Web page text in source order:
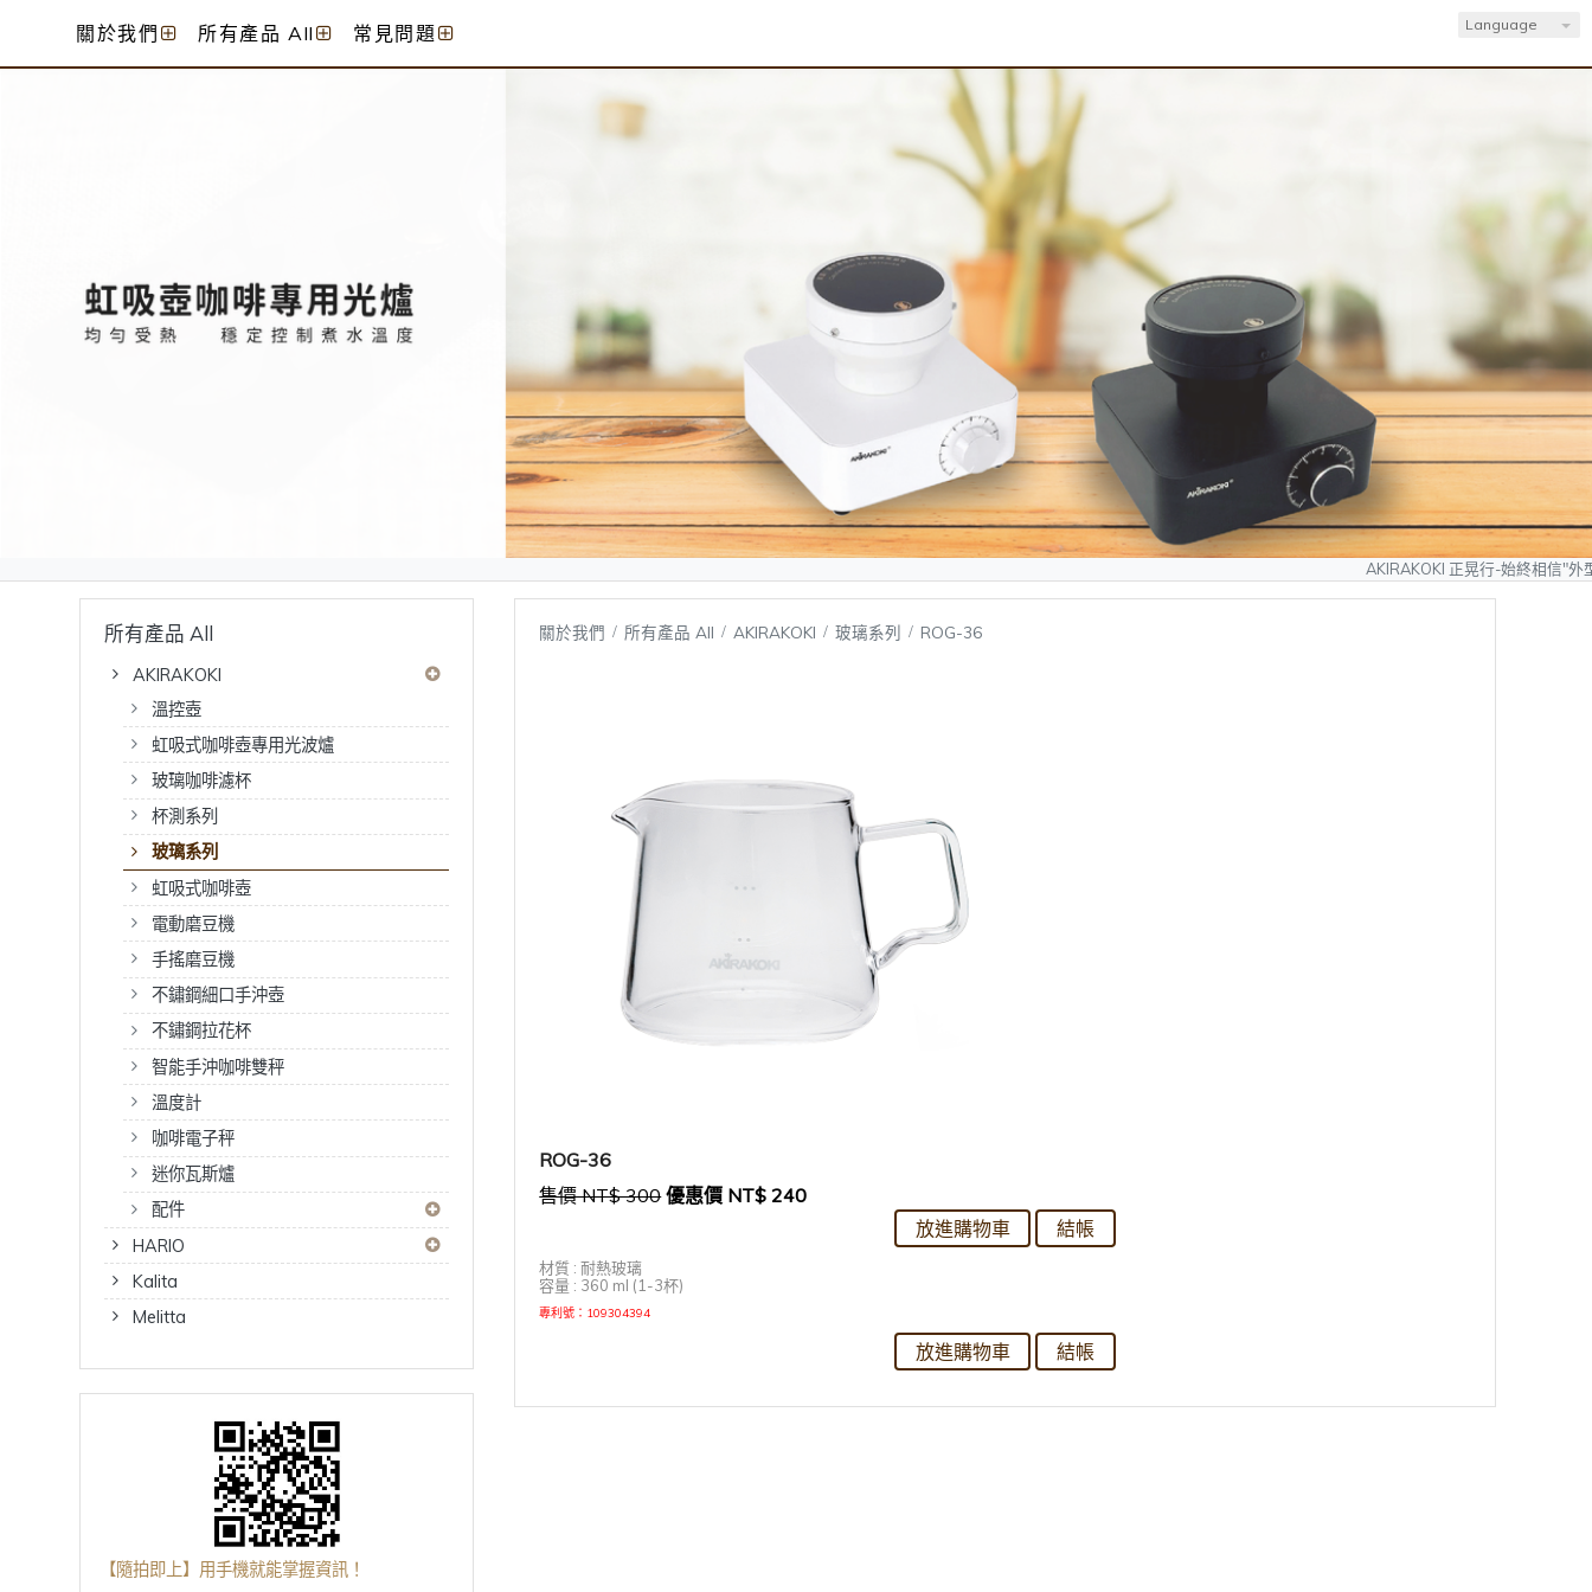
Language
關於我們 所有產品 All 常見問題
所有產品 All
AKIRAKOKI
溫控壺
虹吸式咖啡壺專用光波爐
玻璃咖啡濾杯
杯測系列
玻璃系列
虹吸式咖啡壺
電動磨豆機
手搖磨豆機
不鏽鋼細口手沖壺
不鏽鋼拉花杯
智能手沖咖啡雙秤
溫度計
咖啡電子秤
迷你瓦斯爐
配件
HARIO
Kalita
Melitta
【隨拍即上】用手機就能掌握資訊！
AKIRAKOKI 正晃行-始終相信"外
關於我們 所有產品 All AKIRAKOKI 玻璃系列 ROG-36
ROG-36
售價 NT$ 300 優惠價 NT$ 240
材質 : 耐熱玻璃
容量 : 360 ml (1-3杯)
專利號：109304394